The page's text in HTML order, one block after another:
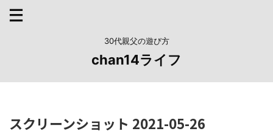
30代親父の遊び方
chan14ライフ
スクリーンショット 2021-05-26